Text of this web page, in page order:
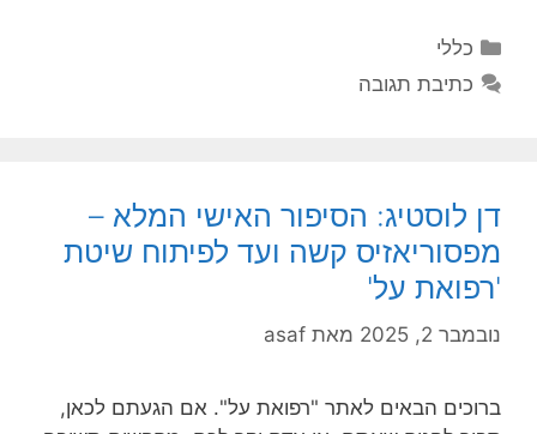
קטגוריות
כללי
כתיבת תגובה
דן לוסטיג: הסיפור האישי המלא –
מפסוריאזיס קשה ועד לפיתוח שיטת
'רפואת על'
נובמבר 2, 2025 מאת asaf
ברוכים הבאים לאתר "רפואת על". אם הגעתם לכאן,